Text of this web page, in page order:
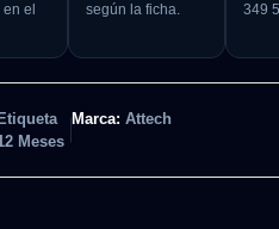
el
según la ficha.
349
Meses
Marca: Attech